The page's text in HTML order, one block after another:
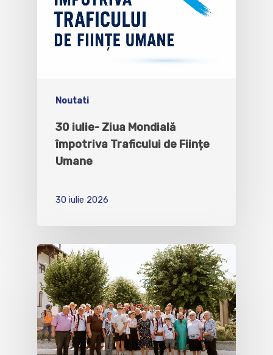
Noutati
30 iulie- Ziua Mondială
împotriva Traficului de Ființe
Umane
30 iulie 2026